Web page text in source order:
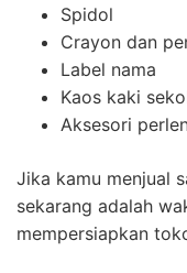
Spidol
Crayon dan
Label nama
Kaos kaki
Aksesori
Jika kamu menjual
sekarang adalah
mempersiapkan